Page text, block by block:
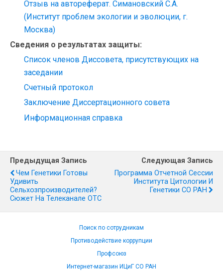
Отзыв на автореферат. Симановский С.А.
(Инcтитут проблем экологии и эволюции, г.
Москва)
Сведения о результатах защиты:
Список членов Диссовета, присутствующих на
заседании
Счетный протокол
Заключение Диссертационного совета
Информационная справка
Предыдущая Запись
Чем Генетики Готовы
Удивить
Сельхозпроизводителей?
Сюжет На Телеканале ОТС
Следующая Запись
Программа Отчетной Сессии
Института Цитологии И
Генетики СО РАН
Поиск по сотрудникам
Противодействие коррупции
Профсоюз
Интернет-магазин ИЦиГ СО РАН